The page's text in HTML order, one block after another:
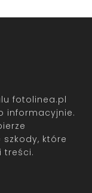
fotolinea.pl
informacyjnie.
które
treści.